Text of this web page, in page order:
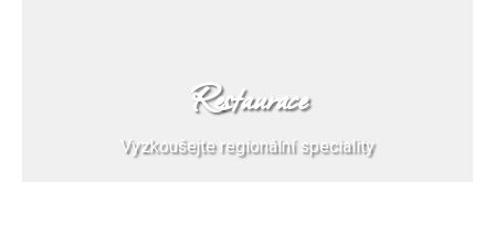
Restaurace
Vyzkoušejte regionální speciality